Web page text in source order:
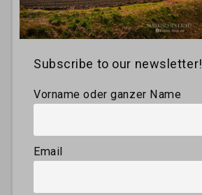
Subscribe to our newsletter!
Vorname oder ganzer Name
Email